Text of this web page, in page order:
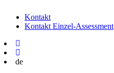
Kontakt
Kontakt Einzel-Assessment
de